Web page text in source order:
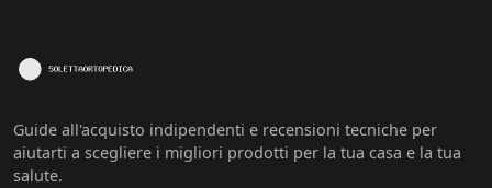
Guide all'acquisto indipendenti e recensioni tecniche per
aiutarti a scegliere i migliori prodotti per la tua casa e la tua
salute.